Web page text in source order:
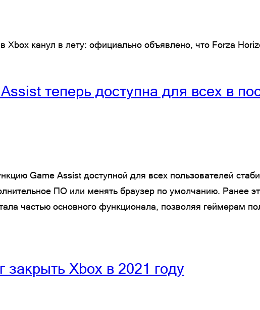
Xbox канул в лету: официально объявлено, что Forza
теперь доступна для всех в
Game Assist доступной для всех пользователей
ПО или менять браузер по умолчанию. Ранее
частью основного функционала, позволяя геймерам
закрыть Xbox в 2021 году